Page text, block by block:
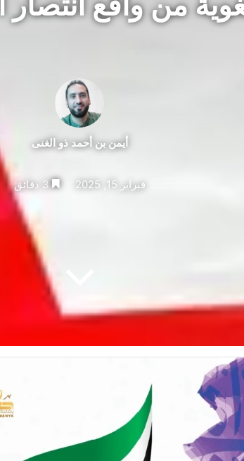
أيمن بن أحمد ذو الغنى
فبراير 15, 2025 3 دقائق